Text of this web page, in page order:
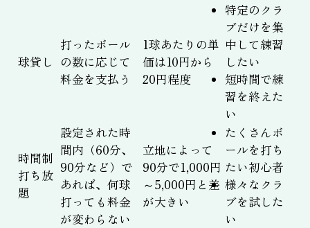
球貸し
打ったボール
の数に応じて
料金を支払う
1球あたりの単
価は10円から
20円程度
特定のクラ
ブだけを集
中して練習
したい
短時間で練
習を終えた
い
時間制
打ち放
題
設定された時
間内（60分、
90分など）で
あれば、何球
打っても料金
が変わらない
立地によって
90分で1,000円
～5,000円と差
が大きい
たくさんボ
ールを打ち
たい初心者
様々なクラ
ブを試した
い